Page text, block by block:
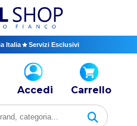
Italia Servizi Esclusivi
Accedi Carrello